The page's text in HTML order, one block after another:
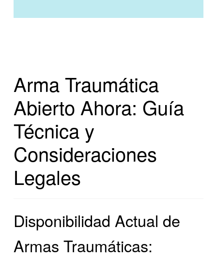
Arma Traumática
Abierto Ahora: Guía
Técnica y
Consideraciones
Legales
Disponibilidad Actual de
Armas Traumáticas: